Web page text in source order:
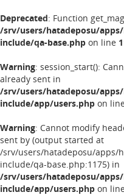
Deprecated: Function
/srv/users/hatadeposu/
include/qa-base.php on line
Warning: session_start():
already sent in
/srv/users/hatadeposu/
include/app/users.php on
Warning: Cannot modify
sent by (output started at
/srv/users/hatadeposu/apps/
include/qa-base.php:1175) in
/srv/users/hatadeposu/
include/app/users.php on